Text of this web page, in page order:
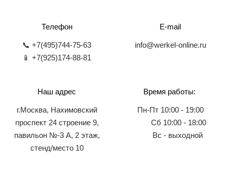
Телефон
📞 +7(495)744-75-63
📱 +7(925)174-88-81
E-mail
info@werkel-online.ru
Наш адрес
г.Москва, Нахимовский
проспект 24 строение 9,
павильон №-3 А, 2 этаж,
стенд/место 10
Время работы:
Пн-Пт 10:00 - 19:00
Сб 10:00 - 18:00
Вс - выходной